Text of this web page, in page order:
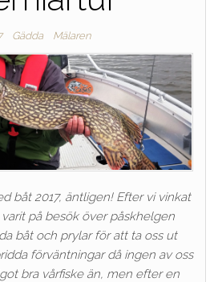
Gädda Mälaren
båt 2017, äntligen! Efter vi vinkat
på besök över påskhelgen
båt och prylar för att ta oss ut
förväntningar då ingen av oss
bra vårfiske än, men efter en